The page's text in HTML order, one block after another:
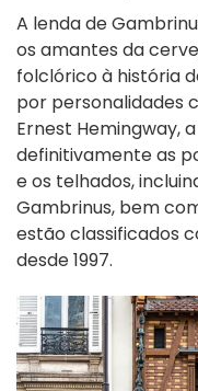
A lenda de
os amantes da
folclórico à história
por personalidades
Ernest Hemingway,
definitivamente as
e os telhados,
Gambrinus, bem
estão classificados
desde 1997.